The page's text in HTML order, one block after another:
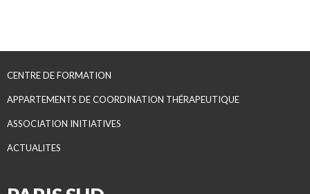
CENTRE DE FORMATION
APPARTEMENTS DE COORDINATION THÉRAPEUTIQUE
ASSOCIATION INITIATIVES
ACTUALITES